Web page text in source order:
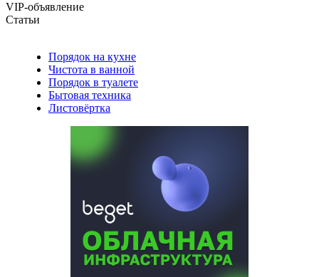
VIP-объявление
Статьи
Порядок на кухне
Чистота в ванной
Порядок в туалете
Бытовая техника
Листовёртка